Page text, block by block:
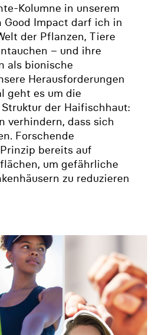
Kolumne in unserem
Good Impact darf ich in
der Pflanzen, Tiere
– und ihre
als bionische
Herausforderungen
geht es um die
der Haifischhaut:
verhindern, dass sich
Forschende
bereits auf
um gefährliche
zu reduzieren